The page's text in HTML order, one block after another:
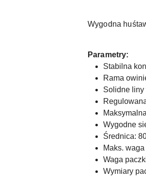
Wygodna
Parametry:
Stabilna
Rama
Solidne liny
Wygodne
Średnica:
Maks.
Waga
Wymiary